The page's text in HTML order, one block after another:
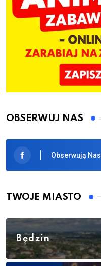
OBSERWUJ NAS
Obserwują Nas
TWOJE MIASTO
Będzin